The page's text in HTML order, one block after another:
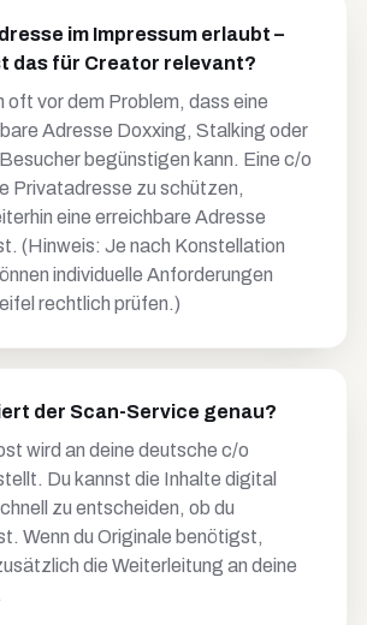
im Impressum erlaubt –
das für Creator relevant?
oft vor dem Problem, dass eine
Adresse Doxxing, Stalking oder
begünstigen kann. Eine c/o
Privatadresse zu schützen,
eine erreichbare Adresse
(Hinweis: Je nach Konstellation
individuelle Anforderungen
rechtlich prüfen.)
der Scan-Service genau?
wird an deine deutsche c/o
Du kannst die Inhalte digital
zu entscheiden, ob du
Wenn du Originale benötigst,
die Weiterleitung an deine